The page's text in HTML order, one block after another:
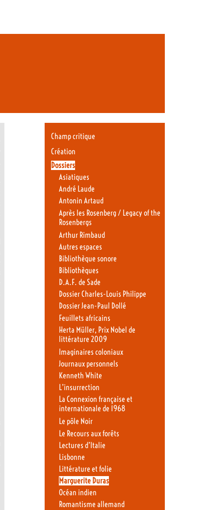
Champ critique
Création
Dossiers
Asiatiques
André Laude
Antonin Artaud
Après les Rosenberg / Legacy of the
Rosenbergs
Arthur Rimbaud
Autres espaces
Bibliothèque sonore
Bibliothèques
D.A.F. de Sade
Dossier Charles-Louis Philippe
Dossier Jean-Paul Dollé
Feuillets africains
Herta Müller, Prix Nobel de
littérature 2009
Imaginaires coloniaux
Journaux personnels
Kenneth White
L’insurrection
La Connexion française et
internationale de 1968
Le pôle Noir
Le Recours aux forêts
Lectures d’Italie
Lisbonne
Littérature et folie
Marguerite Duras
Océan indien
Romantisme allemand